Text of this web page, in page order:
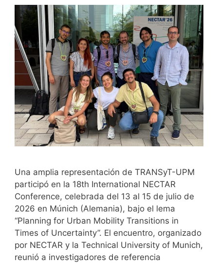
Una amplia representación de TRANSyT-UPM
participó en la 18th International NECTAR
Conference, celebrada del 13 al 15 de julio de
2026 en Múnich (Alemania), bajo el lema
“Planning for Urban Mobility Transitions in
Times of Uncertainty”. El encuentro, organizado
por NECTAR y la Technical University of Munich,
reunió a investigadores de referencia